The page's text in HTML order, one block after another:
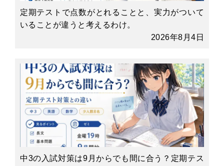
定期テストで点数がとれることと、実力がついて
いることが違うと考えるわけ。
2026年8月4日
中3の入試対策は9月からでも間に合う？定期テス